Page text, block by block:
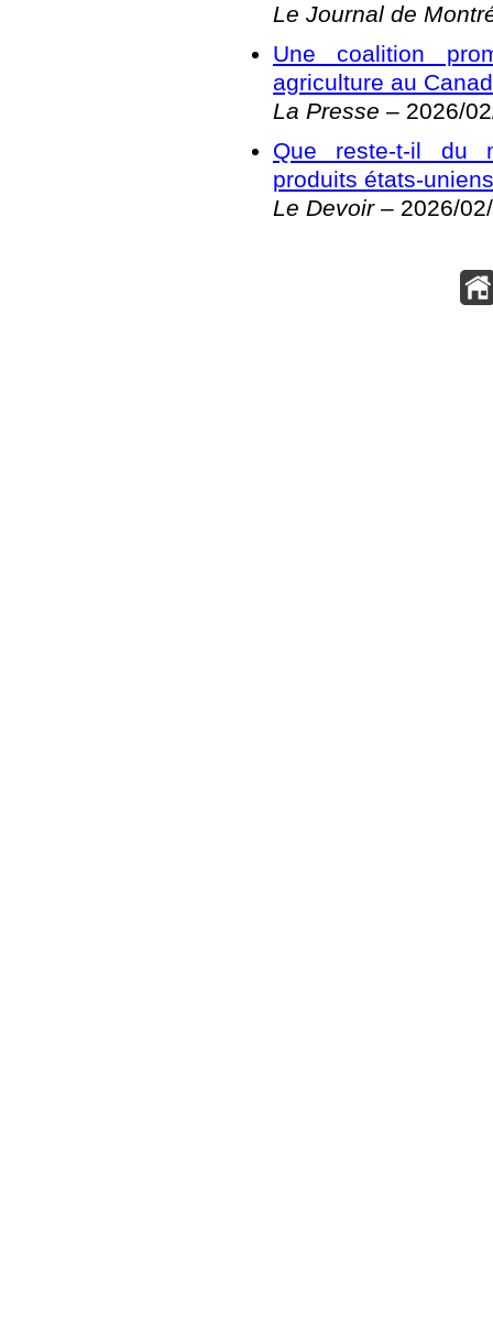
Le Journal de
Une coalition
agriculture au
La Presse – 2026/
Que reste-t-il du
produits états-
Le Devoir– 2026/